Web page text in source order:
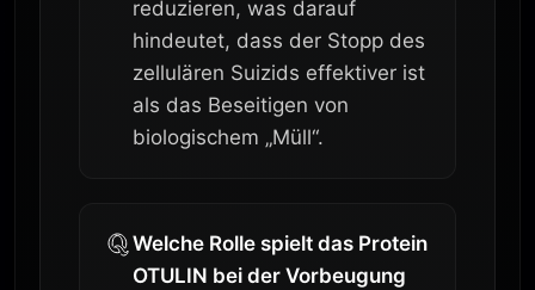
reduzieren, was darauf
hindeutet, dass der Stopp des
zellulären Suizids effektiver ist
als das Beseitigen von
biologischem „Müll“.
Welche Rolle spielt das Protein
OTULIN bei der Vorbeugung